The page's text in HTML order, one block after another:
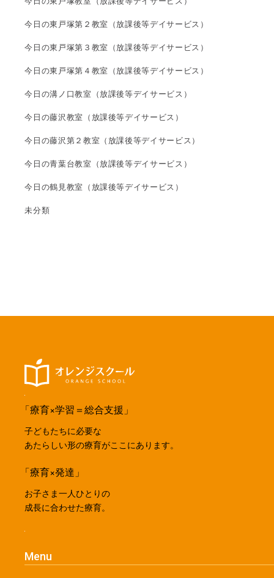
今日の東戸塚第２教室（放課後等デイサービス）
今日の東戸塚第３教室（放課後等デイサービス）
今日の東戸塚第４教室（放課後等デイサービス）
今日の溝ノ口教室（放課後等デイサービス）
今日の藤沢教室（放課後等デイサービス）
今日の藤沢第２教室（放課後等デイサービス）
今日の青葉台教室（放課後等デイサービス）
今日の鶴見教室（放課後等デイサービス）
未分類
「療育×学習＝総合支援」
子どもたちに必要な
あたらしい形の療育がここにあります。
「療育×発達」
お子さま一人ひとりの
成長に合わせた療育。
Menu